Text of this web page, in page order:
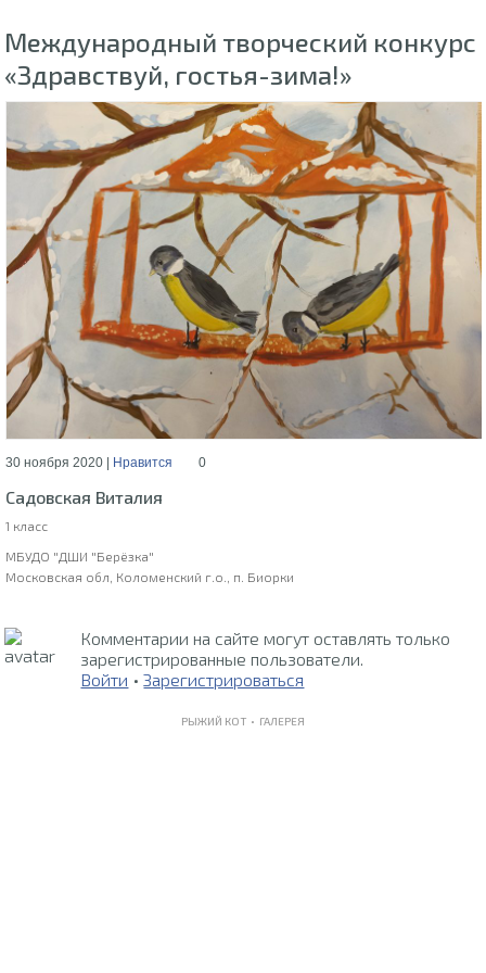
Международный творческий конкурс
«Здравствуй, гостья-зима!»
30 ноября 2020 | Нравится 0
Садовская Виталия
1 класс
МБУДО "ДШИ "Берёзка"
Московская обл, Коломенский г.о., п. Биорки
Комментарии на сайте могут оставлять только
зарегистрированные пользователи.
Войти •Зарегистрироваться
РЫЖИЙ КОТ • ГАЛЕРЕЯ